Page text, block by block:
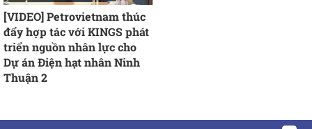
[VIDEO] Petrovietnam thúc
đẩy hợp tác với KINGS phát
triển nguồn nhân lực cho
Dự án Điện hạt nhân Ninh
Thuận 2